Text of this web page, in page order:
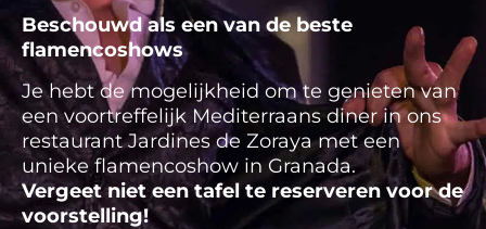
Beschouwd als een van de beste
flamencoshows
Je hebt de mogelijkheid om te genieten van
een voortreffelijk Mediterraans diner in ons
restaurant Jardines de Zoraya met een
unieke flamencoshow in Granada.
Vergeet niet een tafel te reserveren voor de
voorstelling!